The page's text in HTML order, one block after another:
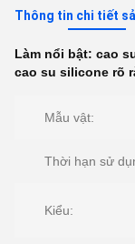
Thông tin chi tiết
Làm nổi bật: cao
cao su silicone rõ
Mẫu vật:
Thời hạn sử
Kiểu: